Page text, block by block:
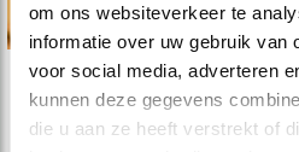
om ons websiteverkeer te
informatie over uw gebruik van
voor social media, adverteren
kunnen deze gegevens
die u aan ze heeft verstrekt of
Nieuws
6500 euro voor